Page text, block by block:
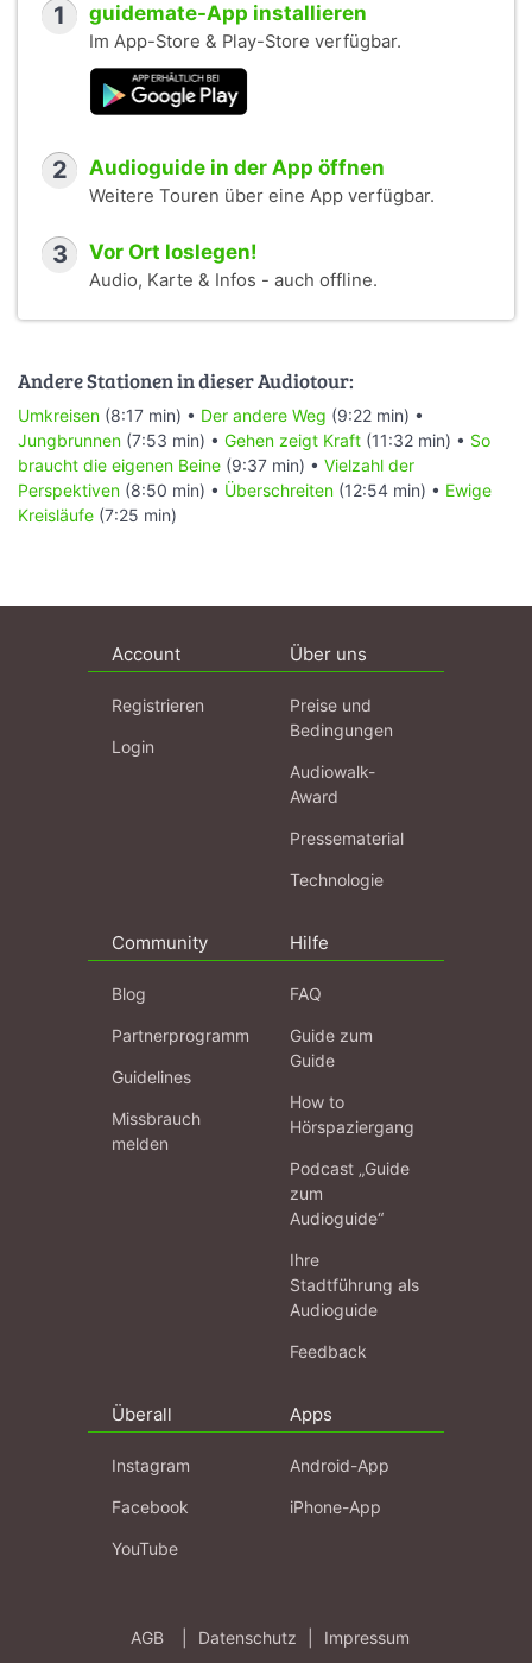
1 guidemate-App installieren
Im App-Store & Play-Store verfügbar.
2 Audioguide in der App öffnen
Weitere Touren über eine App verfügbar.
3 Vor Ort loslegen!
Audio, Karte & Infos - auch offline.
Andere Stationen in dieser Audiotour:
Umkreisen (8:17 min) • Der andere Weg (9:22 min) •
Jungbrunnen (7:53 min) • Gehen zeigt Kraft (11:32 min) • So
braucht die eigenen Beine (9:37 min) • Vielzahl der
Perspektiven (8:50 min) • Überschreiten (12:54 min) • Ewige
Kreisläufe (7:25 min)
Account
Registrieren
Login
Über uns
Preise und
Bedingungen
Audiowalk-
Award
Pressematerial
Technologie
Community
Blog
Partnerprogramm
Guidelines
Missbrauch
melden
Hilfe
FAQ
Guide zum
Guide
How to
Hörspaziergang
Podcast „Guide
zum
Audioguide“
Ihre
Stadtführung als
Audioguide
Feedback
Überall
Instagram
Facebook
YouTube
Apps
Android-App
iPhone-App
AGB Datenschutz Impressum